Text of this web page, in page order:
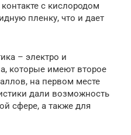
с кислородом
пленку, что и дает
– электро и
которые имеют второе
на первом месте
дали возможность
сфере, а также для